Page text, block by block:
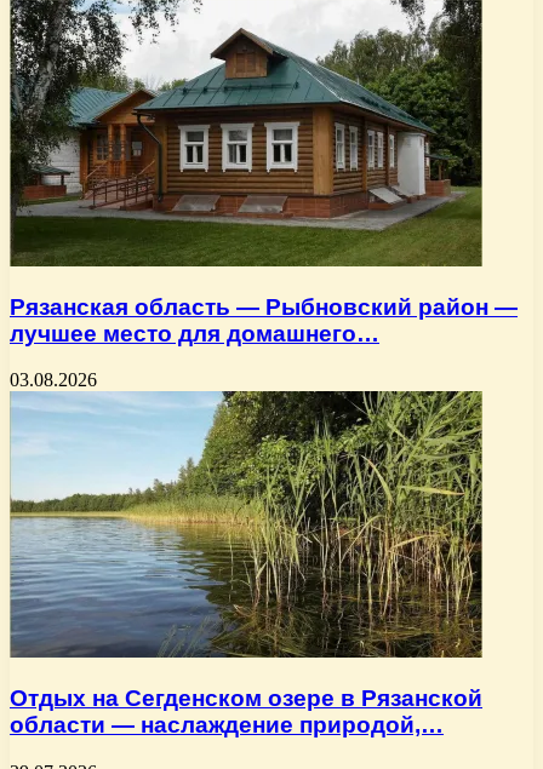
Рязанская область — Рыбновский район —
лучшее место для домашнего…
03.08.2026
Отдых на Сегденском озере в Рязанской
области — наслаждение природой,…